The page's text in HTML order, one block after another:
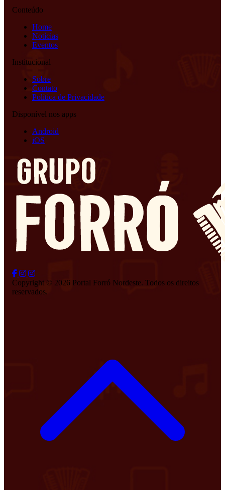
Conteúdo
Home
Notícias
Eventos
Institucional
Sobre
Contato
Política de Privacidade
Disponível nos apps
Android
iOS
Copyright © 2026 Portal Forró Nordeste. Todos os direitos
reservados.